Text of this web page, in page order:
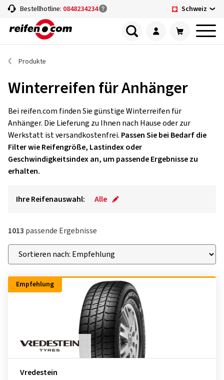
Bestellhotline: 0848234234 Schweiz
Produkte
Winterreifen für Anhänger
Bei reifen.com finden Sie günstige Winterreifen für
Anhänger. Die Lieferung zu Ihnen nach Hause oder zur
Werkstatt ist versandkostenfrei. Passen Sie bei Bedarf die
Filter wie Reifengröße, Lastindex oder
Geschwindigkeitsindex an, um passende Ergebnisse zu
erhalten.
Ihre Reifenauswahl: Alle
1013 passende Ergebnisse
Empfehlung
Vredestein